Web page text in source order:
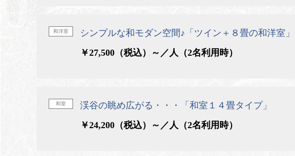
和洋室
シンプルな和モダン空間♪「ツイン＋８畳の和洋室」
￥27,500（税込）～／人（2名利用時）
和室
渓谷の眺め広がる・・・「和室１４畳タイプ」
￥24,200（税込）～／人（2名利用時）